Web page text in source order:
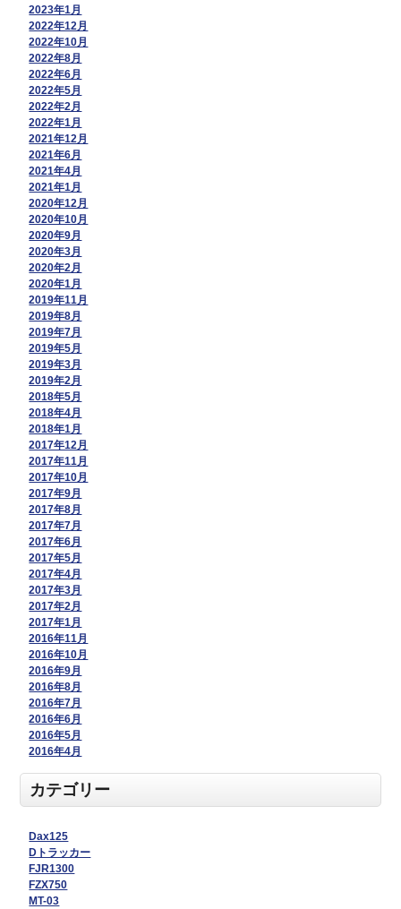
2023年1月
2022年12月
2022年10月
2022年8月
2022年6月
2022年5月
2022年2月
2022年1月
2021年12月
2021年6月
2021年4月
2021年1月
2020年12月
2020年10月
2020年9月
2020年3月
2020年2月
2020年1月
2019年11月
2019年8月
2019年7月
2019年5月
2019年3月
2019年2月
2018年5月
2018年4月
2018年1月
2017年12月
2017年11月
2017年10月
2017年9月
2017年8月
2017年7月
2017年6月
2017年5月
2017年4月
2017年3月
2017年2月
2017年1月
2016年11月
2016年10月
2016年9月
2016年8月
2016年7月
2016年6月
2016年5月
2016年4月
カテゴリー
Dax125
Dトラッカー
FJR1300
FZX750
MT-03